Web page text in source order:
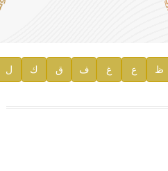
ظ ع غ ف ق ك ل